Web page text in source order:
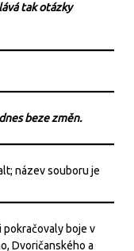
tak otázky
beze změn.
pokračovaly boje v
​​Dvoričanského a